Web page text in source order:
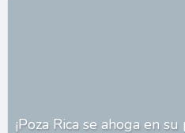
¡Poza Rica se ahoga en